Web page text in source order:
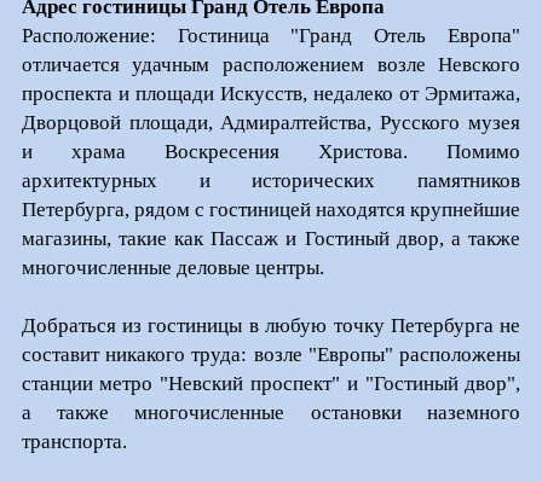
Адрес гостиницы Гранд Отель Европа
Расположение: Гостиница "Гранд Отель Европа"
отличается удачным расположением возле Невского
проспекта и площади Искусств, недалеко от Эрмитажа,
Дворцовой площади, Адмиралтейства, Русского музея
и храма Воскресения Христова. Помимо
архитектурных и исторических памятников
Петербурга, рядом с гостиницей находятся крупнейшие
магазины, такие как Пассаж и Гостиный двор, а также
многочисленные деловые центры.
Добраться из гостиницы в любую точку Петербурга не
составит никакого труда: возле "Европы" расположены
станции метро "Невский проспект" и "Гостиный двор",
а также многочисленные остановки наземного
транспорта.